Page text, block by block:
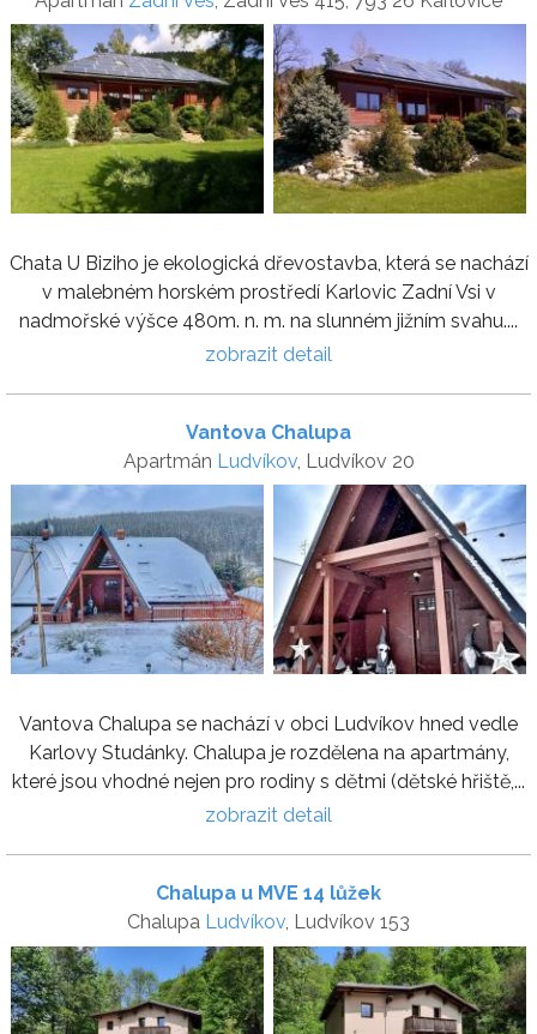
Chata U Biziho je ekologická dřevostavba, která se nachází
v malebném horském prostředí Karlovic Zadní Vsi v
nadmořské výšce 480m. n. m. na slunném jižním svahu....
zobrazit detail
Vantova Chalupa
Apartmán Ludvíkov, Ludvíkov 20
Vantova Chalupa se nachází v obci Ludvíkov hned vedle
Karlovy Studánky. Chalupa je rozdělena na apartmány,
které jsou vhodné nejen pro rodiny s dětmi (dětské hřiště,...
zobrazit detail
Chalupa u MVE 14 lůžek
Chalupa Ludvíkov, Ludvíkov 153